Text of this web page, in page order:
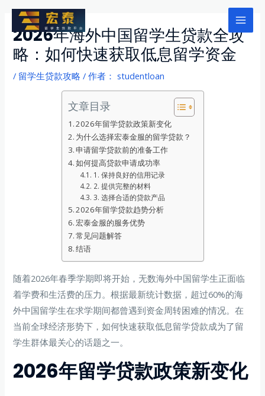
Main
2026年海外中国留学生贷款全攻
略：如何快速获取低息留学资金
/ 留学生贷款攻略 / 作者： studentloan
文章目录
2026年留学贷款政策新变化
为什么选择宏泰金服的留学贷款？
申请留学贷款前的准备工作
如何提高贷款申请成功率
1. 保持良好的信用记录
2. 提供完整的材料
3. 选择合适的贷款产品
2026年留学贷款趋势分析
宏泰金服的服务优势
常见问题解答
结语
随着2026年春季学期即将开始，无数海外中国留学生正面临
着学费和生活费的压力。根据最新统计数据，超过60%的海
外中国留学生在求学期间都曾遇到资金周转困难的情况。在
当前全球经济形势下，如何快速获取低息留学贷款成为了留
学生群体最关心的话题之一。
2026年留学贷款政策新变化